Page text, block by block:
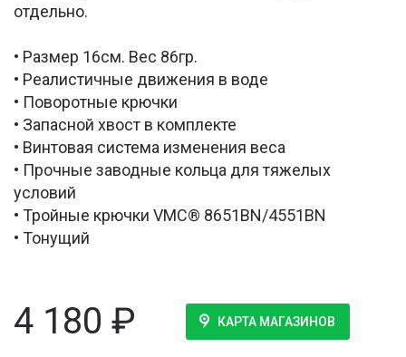
отдельно.
• Размер 16см. Вес 86гр.
• Реалистичные движения в воде
• Поворотные крючки
• Запасной хвост в комплекте
• Винтовая система изменения веса
• Прочные заводные кольца для тяжелых
условий
• Тройные крючки VMC® 8651BN/4551BN
• Тонущий
4 180 ₽ КАРТА МАГАЗИНОВ